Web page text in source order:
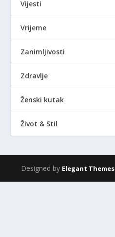
Vijesti
Vrijeme
Zanimljivosti
Zdravlje
Ženski kutak
Život & Stil
Designed by Elegant Themes